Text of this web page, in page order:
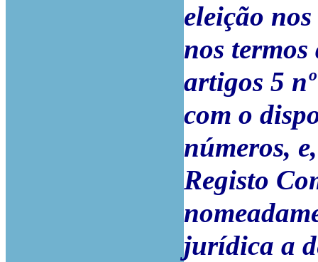
eleição
nos termos
artigos 5
com o
números,
Registo
jurídica a